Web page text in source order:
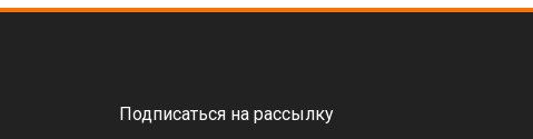
Подписаться на рассылку